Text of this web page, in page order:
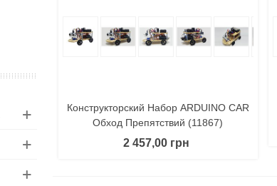
Конструкторский Набор ARDUINO CAR
Обход Препятствий (11867)
2 457,00 грн